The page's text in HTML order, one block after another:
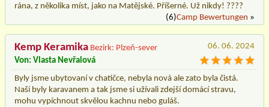
rána, z několika míst, jako na Matějské. Příšerné. Už nikdy! ????
(6)Camp Bewertungen »
Kemp Keramika Bezirk: Plzeň-sever
06. 06. 2024
Von: Vlasta Nevřalová
Byly jsme ubytovaní v chatičce, nebyla nová ale zato byla čistá.
Naši byly karavanem a tak jsme si užívali zdejší domácí stravu,
mohu vypíchnout skvělou kachnu nebo guláš.